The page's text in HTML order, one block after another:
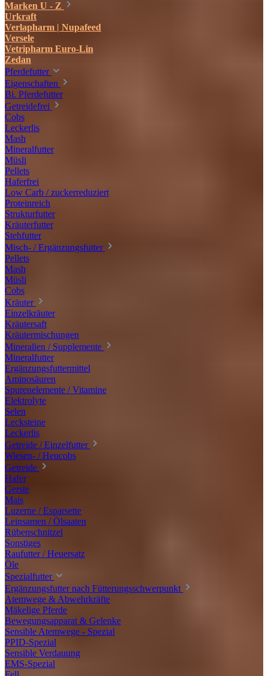
Marken U - Z
Urkraft
Verlapharm | Nupafeed
Versele
Vetripharm Euro-Lin
Zedan
Pferdefutter
Eigenschaften
Bi. Pferdefutter
Getreidefrei
Cobs
Leckerlis
Mash
Mineralfutter
Müsli
Pellets
Haferfrei
Low Carb / zuckerreduziert
Proteinreich
Strukturfutter
Kräuterfutter
Stehfutter
Misch- / Ergänzungsfutter
Pellets
Mash
Müsli
Cobs
Kräuter
Einzelkräuter
Kräutersaft
Kräutermischungen
Mineralien / Supplemente
Mineralfutter
Ergänzungsfuttermittel
Aminosäuren
Spurenelemente / Vitamine
Elektrolyte
Selen
Lecksteine
Leckerlis
Getreide / Einzelfutter
Wiesen- / Heucobs
Getreide
Hafer
Gerste
Mais
Luzerne / Esparsette
Leinsamen / Ölsaaten
Rübenschnitzel
Sonstiges
Raufutter / Heuersatz
Öle
Spezialfutter
Ergänzungsfutter nach Fütterungsschwerpunkt
Atemwege & Abwehrkräfte
Mäkelige Pferde
Bewegungsapparat & Gelenke
Sensible Atemwege - Spezial
PPID-Spezial
Sensible Verdauung
EMS-Spezial